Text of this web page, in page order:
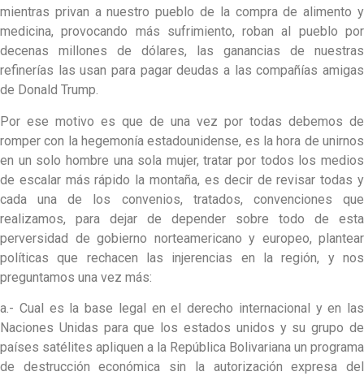
mientras privan a nuestro pueblo de la compra de alimento y
medicina, provocando más sufrimiento, roban al pueblo por
decenas millones de dólares, las ganancias de nuestras
refinerías las usan para pagar deudas a las compañías amigas
de Donald Trump.
Por ese motivo es que de una vez por todas debemos de
romper con la hegemonía estadounidense, es la hora de unirnos
en un solo hombre una sola mujer, tratar por todos los medios
de escalar más rápido la montaña, es decir de revisar todas y
cada una de los convenios, tratados, convenciones que
realizamos, para dejar de depender sobre todo de esta
perversidad de gobierno norteamericano y europeo, plantear
políticas que rechacen las injerencias en la región, y nos
preguntamos una vez más:
a.- Cual es la base legal en el derecho internacional y en las
Naciones Unidas para que los estados unidos y su grupo de
países satélites apliquen a la República Bolivariana un programa
de destrucción económica sin la autorización expresa del